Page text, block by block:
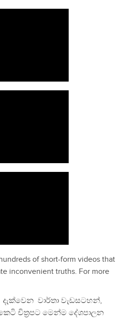
of short-form videos that
inconvenient truths. For more
වාර්තා වැඩසටහන්,
චිත්‍රපට මෙන්ම දේශපාලන